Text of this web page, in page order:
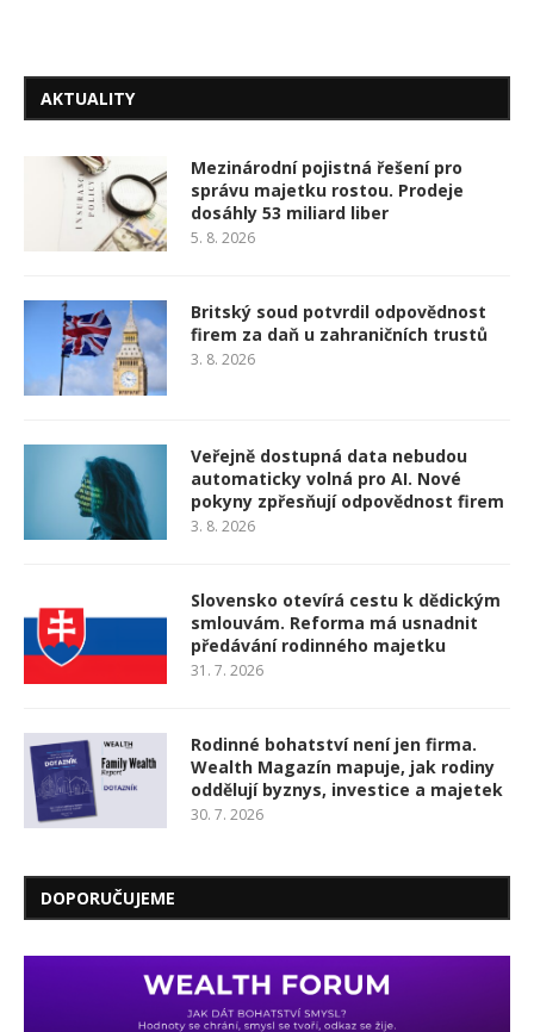
AKTUALITY
Mezinárodní pojistná řešení pro
správu majetku rostou. Prodeje
dosáhly 53 miliard liber
5. 8. 2026
Britský soud potvrdil odpovědnost
firem za daň u zahraničních trustů
3. 8. 2026
Veřejně dostupná data nebudou
automaticky volná pro AI. Nové
pokyny zpřesňují odpovědnost firem
3. 8. 2026
Slovensko otevírá cestu k dědickým
smlouvám. Reforma má usnadnit
předávání rodinného majetku
31. 7. 2026
Rodinné bohatství není jen firma.
Wealth Magazín mapuje, jak rodiny
oddělují byznys, investice a majetek
30. 7. 2026
DOPORUČUJEME